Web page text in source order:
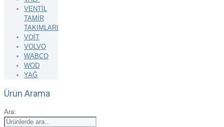
VENTİL
TAMİR
TAKIMLARI
VOİT
VOLVO
WABCO
WOD
YAĞ
Ürün Arama
Ara: